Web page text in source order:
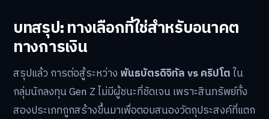
บทสรุป: ทางเลือกที่ใช่สำหรับอนาคต
ทางการเงิน
สรุปแล้ว การต่อสู้ระหว่าง พันธบัตรดิจิทัล vs คริปโตใน
กลุ่มนักลงทุน Gen Z ไม่มีผู้ชนะที่ชัดเจน เพราะสินทรัพย์ทั้ง
สองประเภทถูกสร้างขึ้นมาเพื่อตอบสนองวัตถุประสงค์ที่แตก